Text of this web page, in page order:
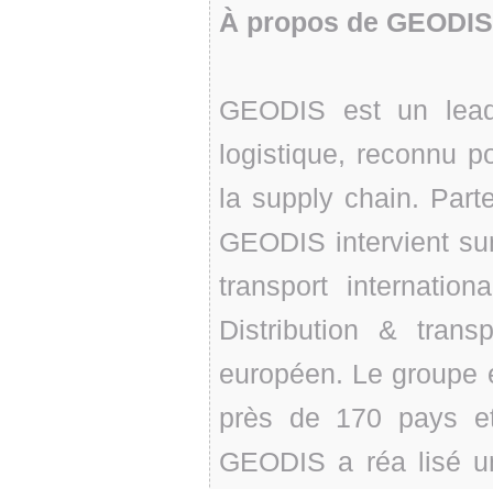
À propos de GEODIS
GEODIS est un
logistique, reconnu
la supply chain.
GEODIS intervient
transport
Distribution &
européen. Le groupe
près de 170 pays
GEODIS a réa lisé